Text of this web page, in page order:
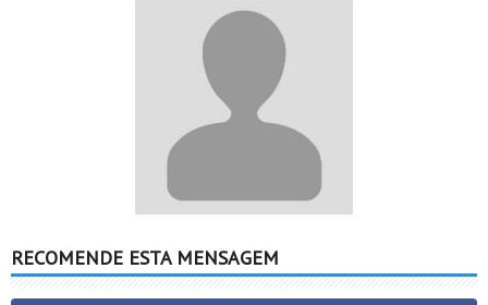
RECOMENDE ESTA MENSAGEM